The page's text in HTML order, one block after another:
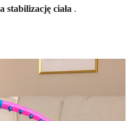
stabilizację ciała .